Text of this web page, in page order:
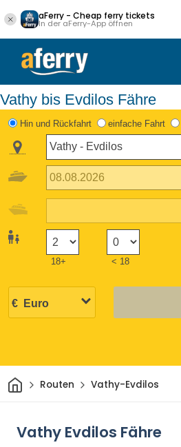
aFerry - Cheap ferry tickets
In der aFerry-App öffnen
Vathy bis Evdilos Fähre
Hin und Rückfahrt einfache Fahrt
18+ < 18
HeimRouten Vathy-Evdilos
Vathy Evdilos Fähre